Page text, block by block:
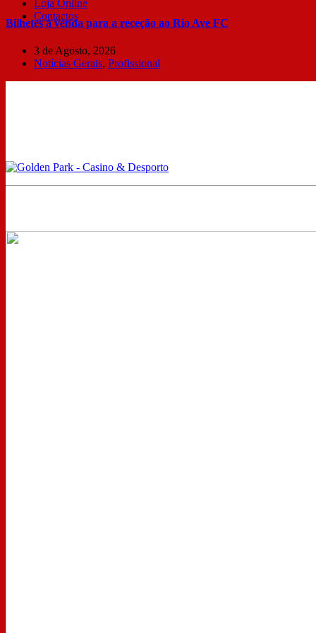
Loja Online
Contactos
Bilhetes à venda para a receção ao Rio Ave FC
3 de Agosto, 2026
Notícias Gerais, Profissional